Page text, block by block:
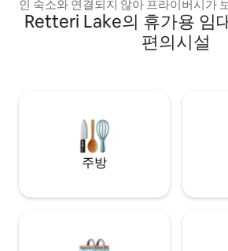
인 숙소와 연결되지 않아 프라이버시가
장됩니다. 숙소 한쪽에 자리한 1층 공간은
아늑한 분위기를 자아냅니다. 공항-15분
행 중입니다.)
Retteri Lake의 휴가용 임
편의시설
주방